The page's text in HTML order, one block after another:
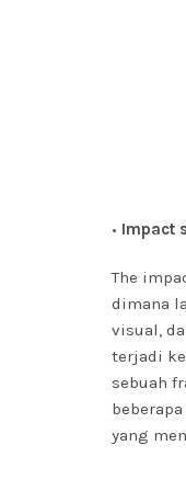
• Impact
The
dimana
visual,
terjadi
sebuah
yang